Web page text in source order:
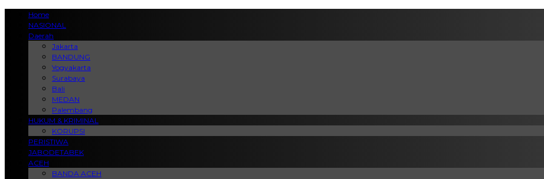
Home
NASIONAL
Daerah
Jakarta
BANDUNG
Yogyakarta
Surabaya
Bali
MEDAN
Palembang
HUKUM & KRIMINAL
KORUPSI
PERISTIWA
JABODETABEK
ACEH
BANDA ACEH